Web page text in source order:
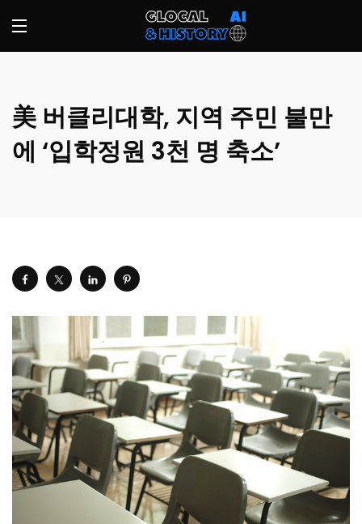
美 버클리대학, 지역 주민 불만
에 ‘입학정원 3천 명 축소’